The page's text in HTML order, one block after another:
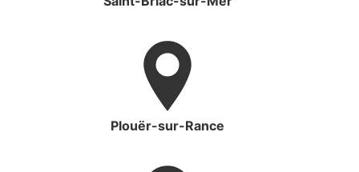
Plouër-sur-Rance